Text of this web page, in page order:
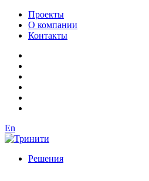
Проекты
О компании
Контакты
En
Решения